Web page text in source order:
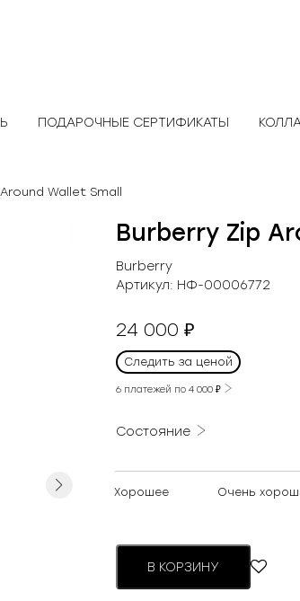
ПОДАРОЧНЫЕ СЕРТИФИКАТЫ
Wallet Small
Next
Burberry Zip
Burberry
Артикул: НФ-00006772
24 000 ₽
Следить за ценой
6 платежей по 4 000 ₽
Состояние
Хорошее Очень
В КОРЗИНУ